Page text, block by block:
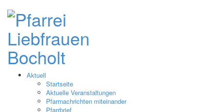
Aktuell
Startseite
Aktuelle Veranstaltungen
Pfarrnachrichten miteinander
Pfarrbrief